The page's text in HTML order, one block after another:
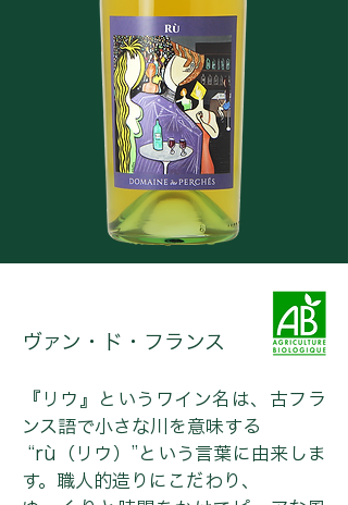
ヴァン・ド・フランス
『リウ』というワイン名は、古フラ
ンス語で小さな川を意味する
“rù（リウ）”という言葉に由来しま
す。職人的造りにこだわり、